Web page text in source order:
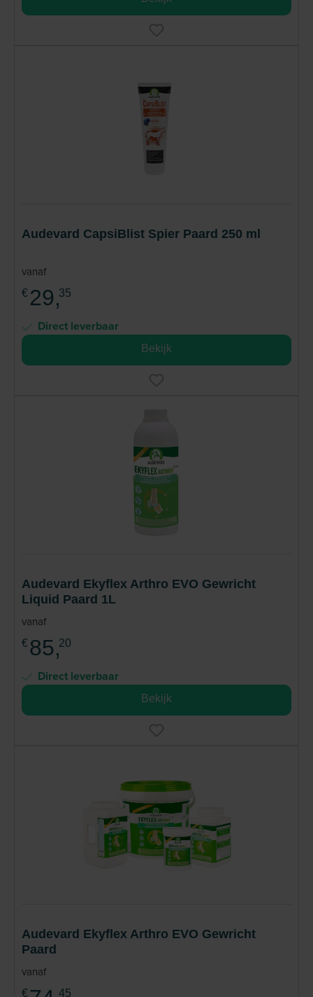
Audevard CapsiBlist Spier Paard 250 ml
vanaf
€ 29,35
Direct leverbaar
Bekijk
Audevard Ekyflex Arthro EVO Gewricht
Liquid Paard 1L
vanaf
€ 85,20
Direct leverbaar
Bekijk
Audevard Ekyflex Arthro EVO Gewricht
Paard
vanaf
€ 45